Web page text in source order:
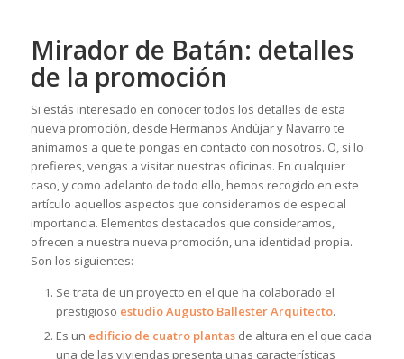
Mirador de Batán: detalles
de la promoción
Si estás interesado en conocer todos los detalles de esta
nueva promoción, desde Hermanos Andújar y Navarro te
animamos a que te pongas en contacto con nosotros. O, si lo
prefieres, vengas a visitar nuestras oficinas. En cualquier
caso, y como adelanto de todo ello, hemos recogido en este
artículo aquellos aspectos que consideramos de especial
importancia. Elementos destacados que consideramos,
ofrecen a nuestra nueva promoción, una identidad propia.
Son los siguientes:
Se trata de un proyecto en el que ha colaborado el
prestigioso estudio Augusto Ballester Arquitecto.
Es un edificio de cuatro plantasde altura en el que cada
una de las viviendas presenta unas características